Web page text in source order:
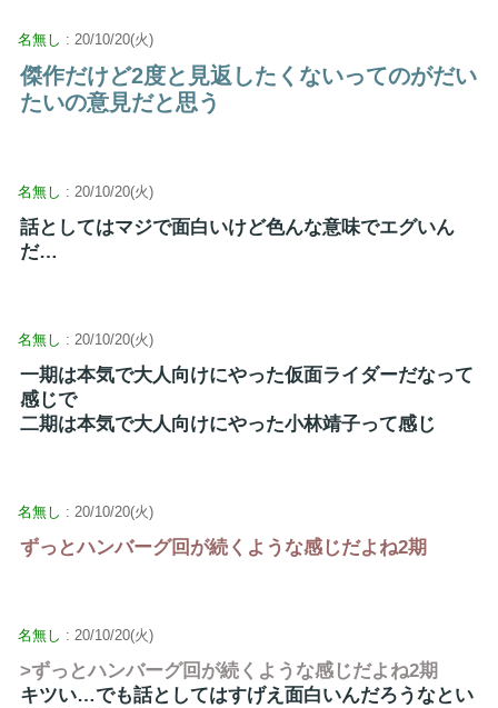
名無し : 20/10/20(火)
傑作だけど2度と見返したくないってのがだい
たいの意見だと思う
名無し : 20/10/20(火)
話としてはマジで面白いけど色んな意味でエグいん
だ…
名無し : 20/10/20(火)
一期は本気で大人向けにやった仮面ライダーだなって
感じで
二期は本気で大人向けにやった小林靖子って感じ
名無し : 20/10/20(火)
ずっとハンバーグ回が続くような感じだよね2期
名無し : 20/10/20(火)
>ずっとハンバーグ回が続くような感じだよね2期
キツい…でも話としてはすげえ面白いんだろうなとい